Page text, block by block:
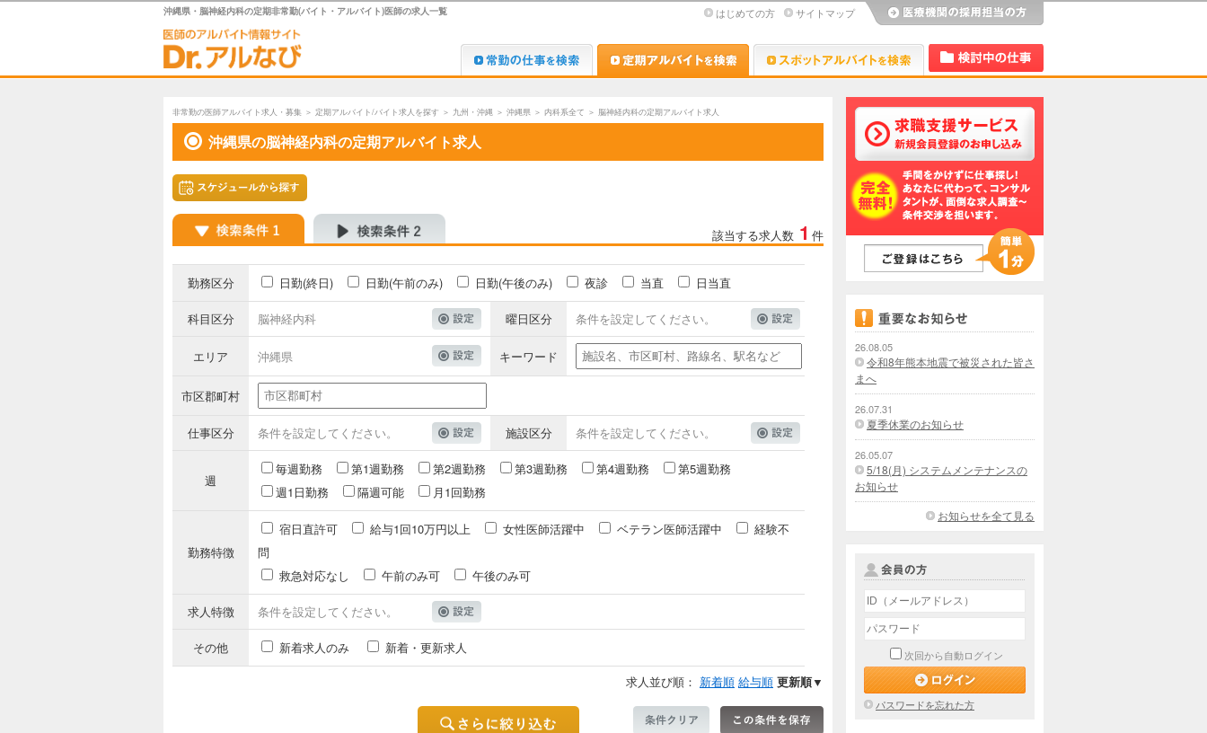
沖縄県・脳神経内科の定期非常勤(バイト・アルバイト)医師の求人一覧 はじめての方 サイトマップ
Dr.転職なび Dr.アルなび Dr.アルなび
非常勤の医師アルバイト求人・募集 ＞ 定期アルバイト/バイト求人を探す ＞ 九州・沖縄 ＞ 沖縄県 ＞ 内科系全て ＞ 脳神経内科の定期アルバイト求人
沖縄県の脳神経内科の定期アルバイト求人
該当する求人数 1 件
勤務区分 日勤(終日) 日勤(午前のみ) 日勤(午後のみ) 夜診 当直 日当直
科目区分 脳神経内科 曜日区分 条件を設定してください。
エリア 沖縄県 キーワード
市区郡町村
仕事区分 条件を設定してください。 施設区分 条件を設定してください。
週
毎週勤務 第1週勤務 第2週勤務 第3週勤務 第4週勤務
第5週勤務
週1日勤務
隔週可能 月1回勤務
勤務特徴
宿日直許可 給与1回10万円以上 女性医師活躍中 ベテラン医師活躍中
経験不
問
救急対応なし
午前のみ可 午後のみ可
求人特徴 条件を設定してください。
その他 新着求人のみ
新着・更新求人
求人並び順： 新着順 給与順 更新順▼
26.08.05
令和8年熊本地震で被災された皆さ
まへ
26.07.31
夏季休業のお知らせ
26.05.07
5/18(月) システムメンテナンスの
お知らせ
お知らせを全て見る
次回から自動ログイン
パスワードを忘れた方